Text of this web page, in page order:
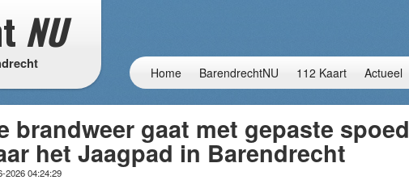
NU
Home BarendrechtNU 112 Kaart Actueel
brandweer gaat met gepaste spoed
het Jaagpad in Barendrecht
2026 04:24:29